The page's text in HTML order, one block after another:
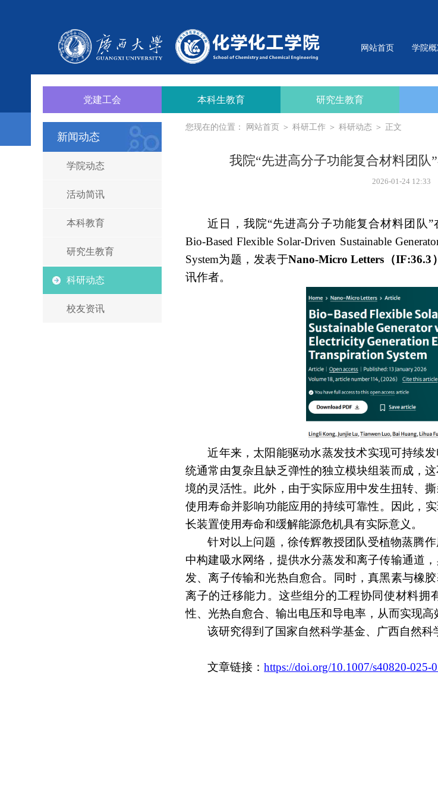
网站首页 学院
党建工会 本科生教育 研究生教育
新闻动态
学院动态
活动简讯
本科教育
研究生教育
科研动态
校友资讯
您现在的位置： 网站首页 ＞ 科研工作 ＞ 科研动态 ＞ 正文
我院“先进高分子功能复合材料团
2026-01-24 12:33
近日，我院“先进高分子功能复合材料团队
Bio‑Based Flexible Solar‑Driven Sustainable
System为题，发表于Nano-Micro Letters （IF:36.3 ）
讯作者。
近年来，太阳能驱动水蒸发技术实现可持续
统通常由复杂且缺乏弹性的独立模块组装而成，
境的灵活性。 此外 ，由于实际应用中发生扭转、
使用寿命并影响功能应用的持续可靠性。因此，
长装置使用寿命和缓解能源危机具有实际意义 。
针对以上问题，徐传辉教授团队 受植物蒸腾作
中构建吸水网络，提供水分蒸发和离子传输通道 ，
发、离子传输和光热自愈合。同时 ，真黑素与橡胶
离子的迁移能力。这些组分的工程协同使材料拥
性、 光热自愈合、 输出电压和导电率 ，从而实现
该研究得到了国家自然科学基金、广西自然科
文章链接：https://doi.org/10.1007/s40820-025-